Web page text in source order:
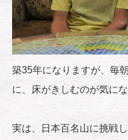
築35年になりますが、毎
に、床がきしむのが気に
実は、日本百名山に挑戦